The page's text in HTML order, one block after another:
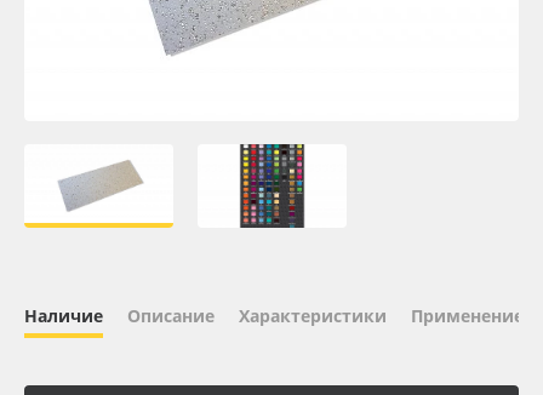
Плёнка монтажная Oratape
ПЭТ листовой
Наличие Описание Характеристики Применение